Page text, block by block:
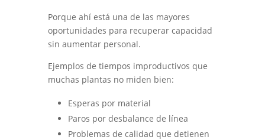
Porque ahí está una de las mayores
oportunidades para recuperar capacidad
sin aumentar personal.
Ejemplos de tiempos improductivos que
muchas plantas no miden bien:
Esperas por material
Paros por desbalance de línea
Problemas de calidad que detienen